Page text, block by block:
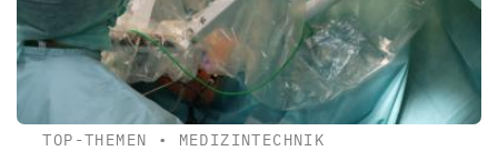
TOP-THEMEN • MEDIZINTECHNIK